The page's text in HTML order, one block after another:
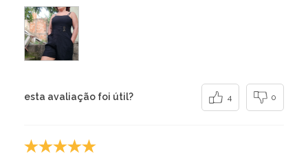
esta avaliação foi útil? 4 0